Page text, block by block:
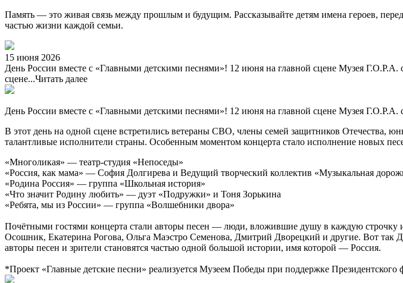
Память — это живая связь между прошлым и будущим. Рассказывайте детям имена героев,
частью жизни каждой семьи.
15 июня 2026
День России вместе с «Главными детскими песнями»! 12 июня на главной сцене Музея
сцене...Читать далее
День России вместе с «Главными детскими песнями»! 12 июня на главной сцене Музея
В этот день на одной сцене встретились ветераны СВО, члены семей защитников Отечества,
талантливые исполнители страны. Особенным моментом концерта стало исполнение новых
«Многоликая» — театр-студия «Непоседы»
«Россия, как мама» — София Долгирева и Ведущий творческий коллектив «Музыкальная
«Родина Россия» — группа «Школьная история»
«Что значит Родину любить» — дуэт «Подружки» и Тоня Зорькина
«Ребята, мы из России» — группа «Волшебники двора»
Почётными гостями концерта стали авторы песен — люди, вложившие душу в каждую
Осошник, Екатерина Рогова, Ольга Маэстро Семенова, Дмитрий Дворецкий и другие. Вот так
авторы песен и зрители становятся частью одной большой истории, имя которой — Россия.
*Проект «Главные детские песни» реализуется Музеем Победы при поддержке Президентского